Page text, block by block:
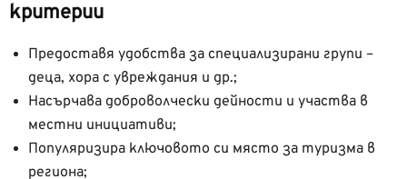
критерии
Предоставя удобства за специализирани групи –
деца, хора с увреждания и др.;
Насърчава доброволчески дейности и участва в
местни инициативи;
Популяризира ключовото си място за туризма в
региона;